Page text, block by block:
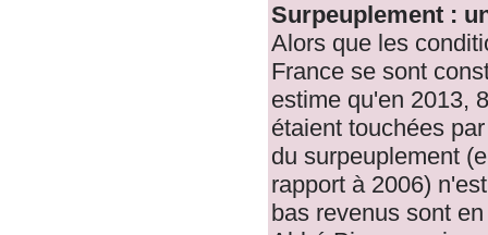
Surpeuplement :
Alors que les
France se sont
estime qu'en 2013,
étaient touchées
du surpeuplement
rapport à 2006)
bas revenus sont